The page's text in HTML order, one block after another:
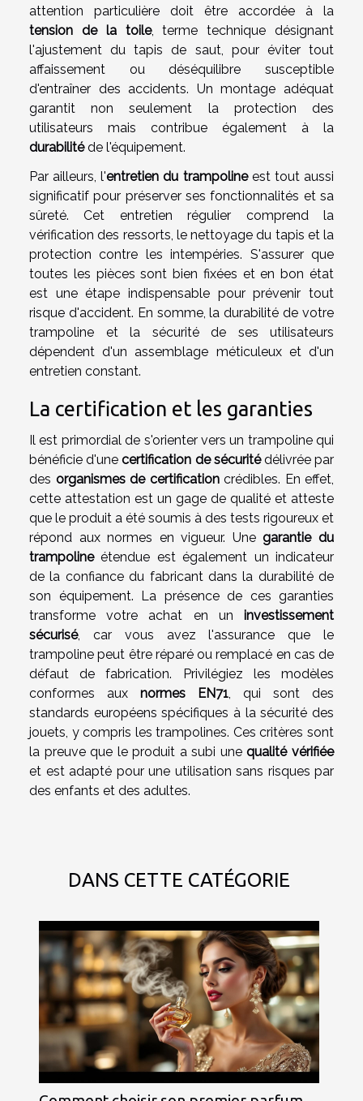
attention particulière doit être accordée à la
tension de la toile, terme technique désignant
l'ajustement du tapis de saut, pour éviter tout
affaissement ou déséquilibre susceptible
d'entraîner des accidents. Un montage adéquat
garantit non seulement la protection des
utilisateurs mais contribue également à la
durabilitéde l'équipement.
Par ailleurs, l'entretien du trampolineest tout aussi
significatif pour préserver ses fonctionnalités et sa
sûreté. Cet entretien régulier comprend la
vérification des ressorts, le nettoyage du tapis et la
protection contre les intempéries. S'assurer que
toutes les pièces sont bien fixées et en bon état
est une étape indispensable pour prévenir tout
risque d'accident. En somme, la durabilité de votre
trampoline et la sécurité de ses utilisateurs
dépendent d'un assemblage méticuleux et d'un
entretien constant.
La certification et les garanties
Il est primordial de s'orienter vers un trampoline qui
bénéficie d'unecertification de sécuritédélivrée par
des organismes de certificationcrédibles. En effet,
cette attestation est un gage de qualité et atteste
que le produit a été soumis à des tests rigoureux et
répond aux normes en vigueur. Unegarantie du
trampolineétendue est également un indicateur
de la confiance du fabricant dans la durabilité de
son équipement. La présence de ces garanties
transforme votre achat en un investissement
sécurisé, car vous avez l'assurance que le
trampoline peut être réparé ou remplacé en cas de
défaut de fabrication. Privilégiez les modèles
conformes aux normes EN71, qui sont des
standards européens spécifiques à la sécurité des
jouets, y compris les trampolines. Ces critères sont
la preuve que le produit a subi unequalité vérifiée
et est adapté pour une utilisation sans risques par
des enfants et des adultes.
DANS CETTE CATÉGORIE